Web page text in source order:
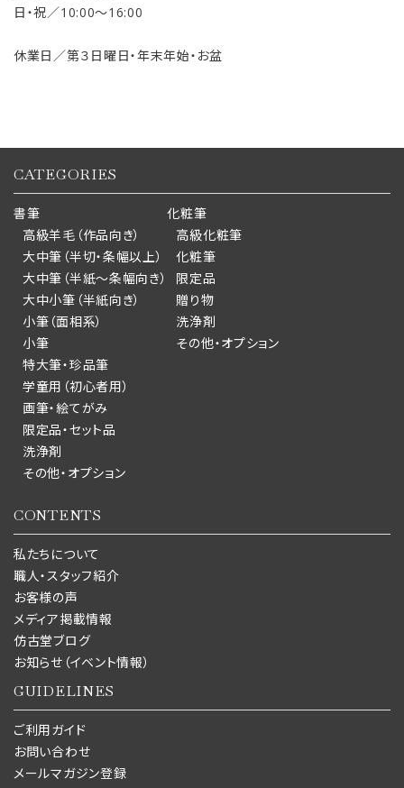
日・祝／10:00〜16:00
休業日／第３日曜日・年末年始・お盆
CATEGORIES
書筆
高級羊毛（作品向き）
大中筆（半切・条幅以上）
大中筆（半紙～条幅向き）
大中小筆（半紙向き）
小筆（面相系）
小筆
特大筆・珍品筆
学童用（初心者用）
画筆・絵てがみ
限定品・セット品
洗浄剤
その他・オプション
化粧筆
高級化粧筆
化粧筆
限定品
贈り物
洗浄剤
その他・オプション
CONTENTS
私たちについて
職人・スタッフ紹介
お客様の声
メディア掲載情報
仿古堂ブログ
お知らせ（イベント情報）
GUIDELINES
ご利用ガイド
お問い合わせ
メールマガジン登録